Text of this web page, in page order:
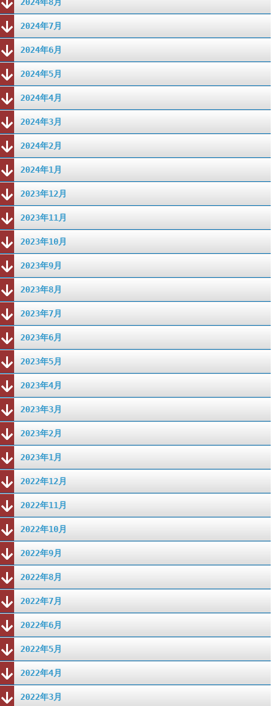
2024年7月
2024年6月
2024年5月
2024年4月
2024年3月
2024年2月
2024年1月
2023年12月
2023年11月
2023年10月
2023年9月
2023年8月
2023年7月
2023年6月
2023年5月
2023年4月
2023年3月
2023年2月
2023年1月
2022年12月
2022年11月
2022年10月
2022年9月
2022年8月
2022年7月
2022年6月
2022年5月
2022年4月
2022年3月